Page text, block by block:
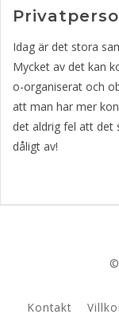
Idag är det stora
Mycket av det kan
o-organiserat och
att man har mer
det aldrig fel att det
dåligt av!
©
Kontakt